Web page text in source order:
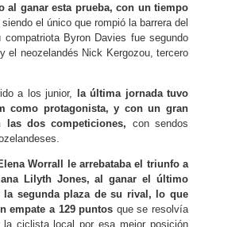
al ganar esta prueba, con un tiempo
, siendo el único que rompió la barrera del
compatriota Byron Davies fue segundo
el neozelandés Nick Kergozou, tercero
a los junior,
la última jornada tuvo
como protagonista, y con un gran
las dos competiciones, con sendos
Worrall le arrebataba el triunfo a
Lilyth Jones, al ganar el último
segunda plaza de su rival, lo que
empate a 129 puntos que se resolvía
ciclista local por esa mejor posición